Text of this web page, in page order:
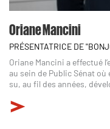
Oriane Mancini
PRÉSENTATRICE DE
Oriane Mancini a effectué
au sein de Public Sénat où
su, au fil des années,